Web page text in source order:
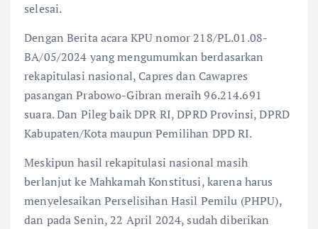
selesai.
Dengan Berita acara KPU nomor 218/PL.01.08-
BA/05/2024 yang mengumumkan berdasarkan
rekapitulasi nasional, Capres dan Cawapres
pasangan Prabowo-Gibran meraih 96.214.691
suara. Dan Pileg baik DPR RI, DPRD Provinsi, DPRD
Kabupaten/Kota maupun Pemilihan DPD RI.
Meskipun hasil rekapitulasi nasional masih
berlanjut ke Mahkamah Konstitusi, karena harus
menyelesaikan Perselisihan Hasil Pemilu (PHPU),
dan pada Senin, 22 April 2024, sudah diberikan